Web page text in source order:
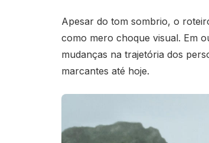
Apesar do tom sombrio, o
como mero choque visual. Em
mudanças na trajetória dos
marcantes até hoje.